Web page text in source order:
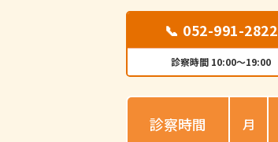
📞 052-991-2822
診察時間 10:00～19:00
診察時間 月